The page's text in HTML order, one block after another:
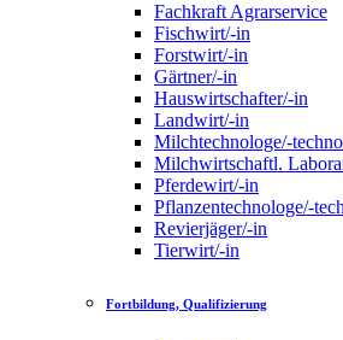
Fachkraft Agrarservice
Fischwirt/-in
Forstwirt/-in
Gärtner/-in
Hauswirtschafter/-in
Landwirt/-in
Milchtechnologe/-
Milchwirtschaftl.
Pferdewirt/-in
Pflanzentechnologe/-
Revierjäger/-in
Tierwirt/-in
Fortbildung, Qualifizierung